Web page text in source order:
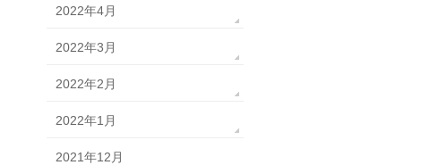
2022年4月
2022年3月
2022年2月
2022年1月
2021年12月